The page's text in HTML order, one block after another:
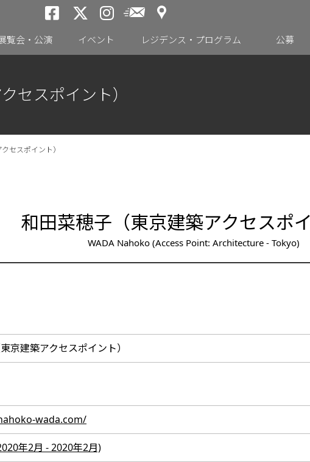
トーキョーアーツアンド
トーキョーアーツアンド
トーキョーアーツ
メールニュース
アクセス
覧会・公演 イベント レジデンス・プログラム 公募
セスポイント）
セスポイント）
和田菜穂子（東京建築アクセスポイ
WADA Nahoko (Access Point: Architecture - Tokyo)
京建築アクセスポイント）
wada.com/
年2月 - 2020年2月)